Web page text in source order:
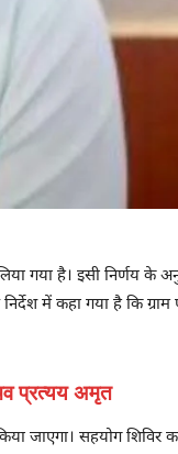
गया है। इसी निर्णय के
में कहा गया है कि
प्रत्यय अमृत
जाएगा। सहयोग